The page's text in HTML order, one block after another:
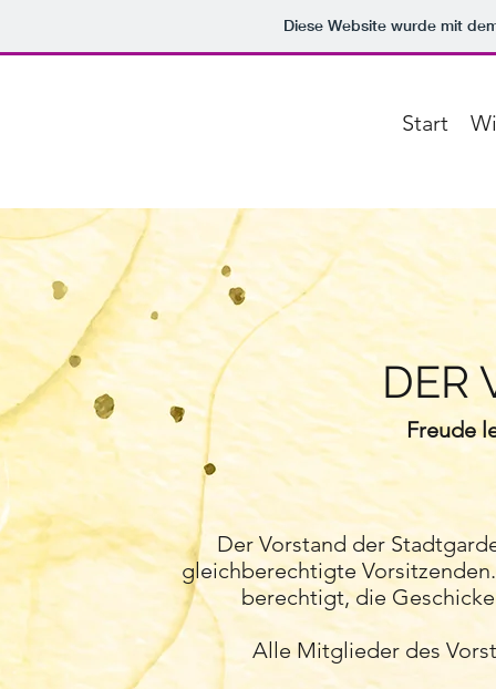
Diese Website wurde mit
Start
DER
Freude
Der Vorstand der
gleichberechtigte
berechtigt, die
Alle Mitglieder des